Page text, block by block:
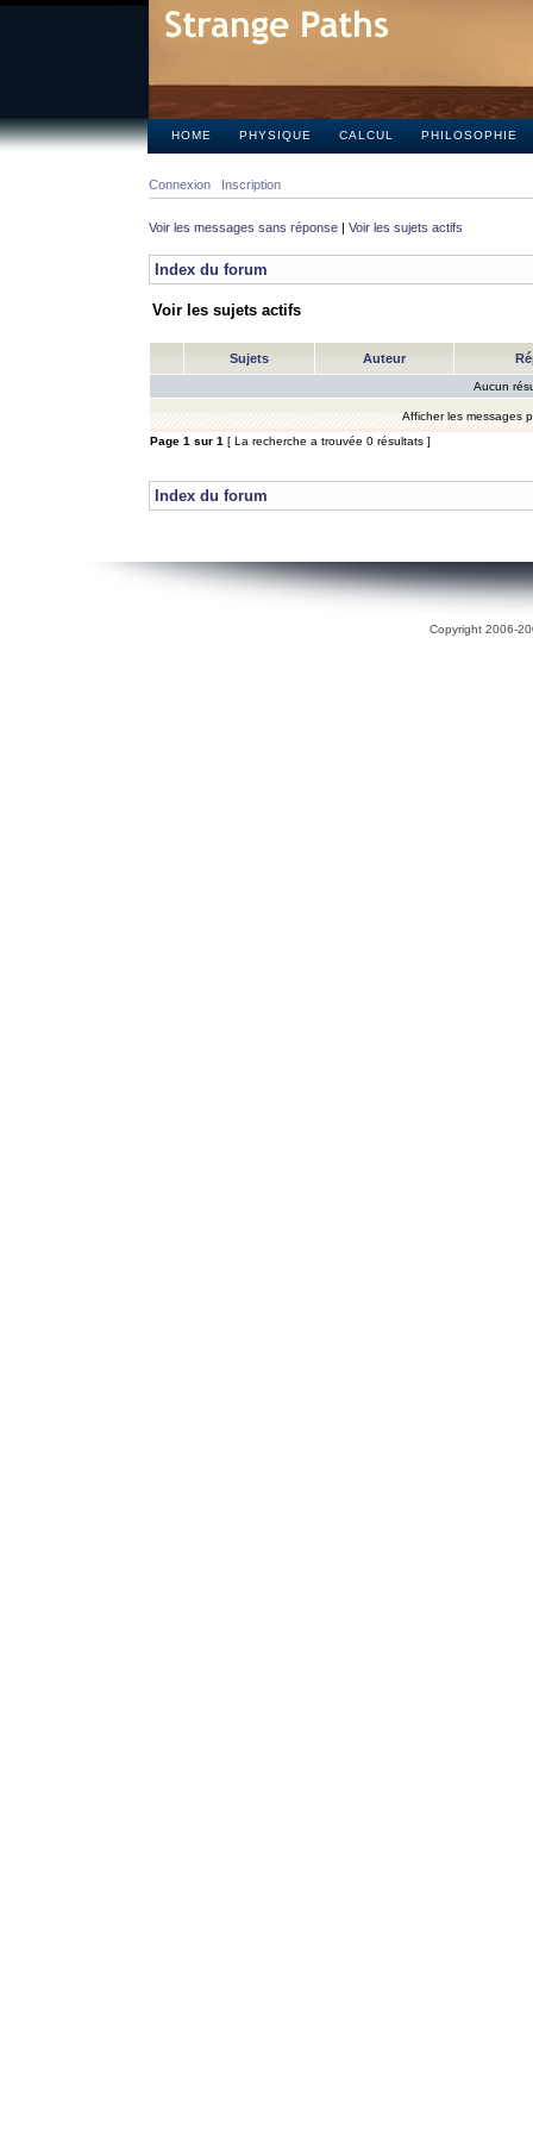
HOME PHYSIQUE CALCUL PHILOSOPHIE
Connexion Inscription
Voir les messages sans réponse | Voir les sujets actifs
Index du forum
Voir les sujets actifs
Sujets Auteur
Aucun
Afficher les messages
Page 1 sur 1 [ La recherche a trouvée 0 résultats ]
Index du forum
Copyright 2006-